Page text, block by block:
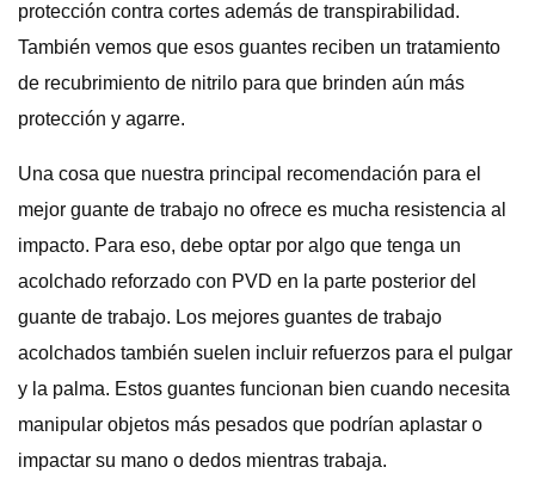
protección contra cortes además de transpirabilidad.
También vemos que esos guantes reciben un tratamiento
de recubrimiento de nitrilo para que brinden aún más
protección y agarre.
Una cosa que nuestra principal recomendación para el
mejor guante de trabajo no ofrece es mucha resistencia al
impacto. Para eso, debe optar por algo que tenga un
acolchado reforzado con PVD en la parte posterior del
guante de trabajo. Los mejores guantes de trabajo
acolchados también suelen incluir refuerzos para el pulgar
y la palma. Estos guantes funcionan bien cuando necesita
manipular objetos más pesados ​​que podrían aplastar o
impactar su mano o dedos mientras trabaja.